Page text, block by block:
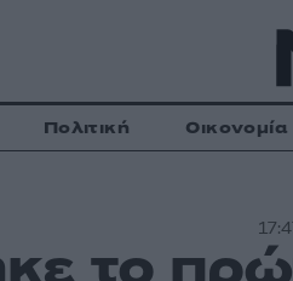
Πολιτική Οικονομία